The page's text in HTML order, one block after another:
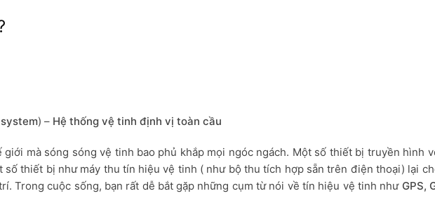
) – Hệ thống vệ tinh định vị toàn cầu
mà sóng sóng vệ tinh bao phủ khắp mọi ngóc ngách. Một số thiết bị truyền hình
số thiết bị như máy thu tín hiệu vệ tinh ( như bộ thu tích hợp sẵn trên điện thoại) lại
Trong cuộc sống, bạn rất dễ bắt gặp những cụm từ nói về tín hiệu vệ tinh nhưGPS,